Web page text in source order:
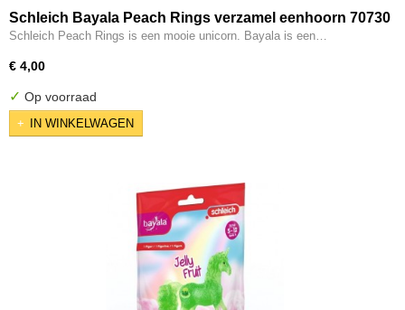
Schleich Bayala Peach Rings verzamel eenhoorn 70730
Schleich Peach Rings is een mooie unicorn. Bayala is een…
€ 4,00
✓ Op voorraad
IN WINKELWAGEN